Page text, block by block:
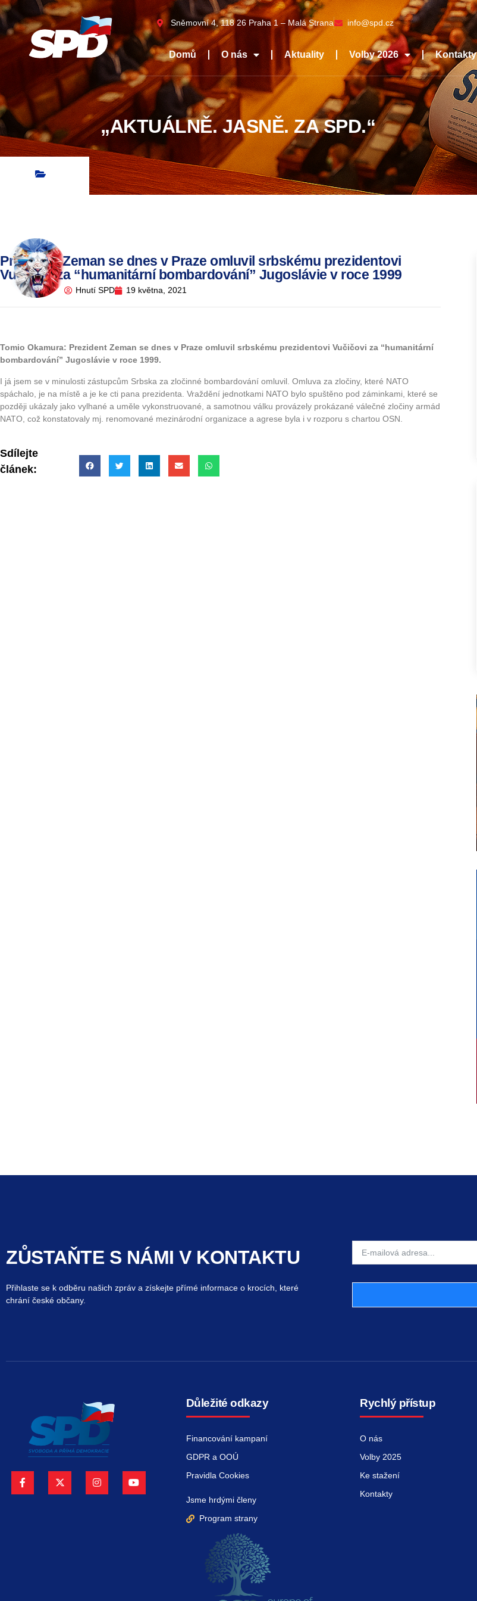
Sněmovní 4, 118 26 Praha 1 – Malá Strana info@spd.cz
Domů O nás Aktuality Volby 2026 Kontakty
„AKTUÁLNĚ. JASNĚ. ZA SPD.“
Prezident Zeman se dnes v Praze omluvil srbskému prezidentovi
Vučičovi za “humanitární bombardování” Jugoslávie v roce 1999
Hnutí SPD 19 května, 2021
Tomio Okamura: Prezident Zeman se dnes v Praze omluvil srbskému prezidentovi Vučičovi za “humanitární
bombardování” Jugoslávie v roce 1999.
I já jsem se v minulosti zástupcům Srbska za zločinné bombardování omluvil. Omluva za zločiny, které NATO
spáchalo, je na místě a je ke cti pana prezidenta. Vraždění jednotkami NATO bylo spuštěno pod záminkami, které se
později ukázaly jako vylhané a uměle vykonstruované, a samotnou válku provázely prokázané válečné zločiny armád
NATO, což konstatovaly mj. renomované mezinárodní organizace a agrese byla i v rozporu s chartou OSN.
Sdílejte
článek:
ZŮSTAŇTE S NÁMI V KONTAKTU
Přihlaste se k odběru našich zpráv a získejte přímé informace o krocích, které
chrání české občany.
Důležité odkazy
Financování kampaní
GDPR a OOÚ
Pravidla Cookies
Jsme hrdými členy
Program strany
Rychlý přístup
O nás
Volby 2025
Ke stažení
Kontakty